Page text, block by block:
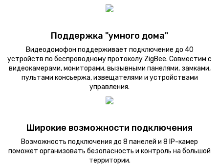
Поддержка "умного дома"
Видеодомофон поддерживает подключение до 40
устройств по беспроводному протоколу ZigBee. Совместим с
видеокамерами, мониторами, вызывными панелями, замками,
пультами консьержа, извещателями и устройствами
управления.
Широкие возможности подключения
Возможность подключения до 8 панелей и 8 IP-камер
поможет организовать безопасность и контроль на большой
территории.